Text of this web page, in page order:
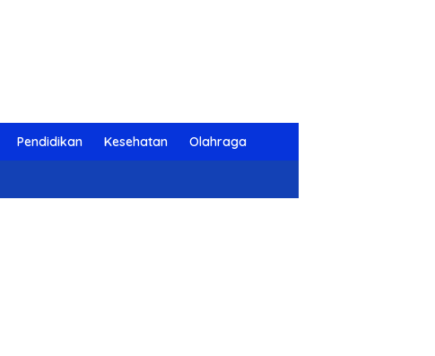
Pendidikan Kesehatan Olahraga